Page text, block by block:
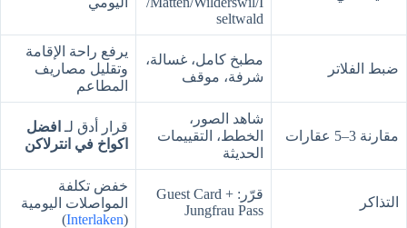
seltwald
ضبط الفلاتر
مطبخ كامل، غسالة،
شرفة، موقف
يرفع راحة الإقامة
وتقليل مصاريف
المطاعم
مقارنة 3–5 عقارات
شاهد الصور،
الخطط، التقييمات
الحديثة
قرار أدق لـ افضل
اكواخ في انترلاكن
التذاكر
قرّر: Guest Card +
Jungfrau Pass
خفض تكلفة
المواصلات اليومية
(
Interlaken
)